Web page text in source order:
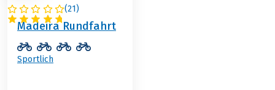
(21)
PORTUGAL
Madeira Rundfahrt
Sportlich